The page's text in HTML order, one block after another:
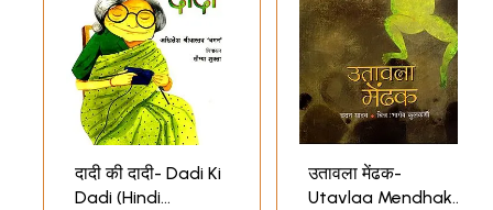
दादी की दादी- Dadi Ki
Dadi (Hindi
उतावला मेंढक-
Utavlaa Mendhak